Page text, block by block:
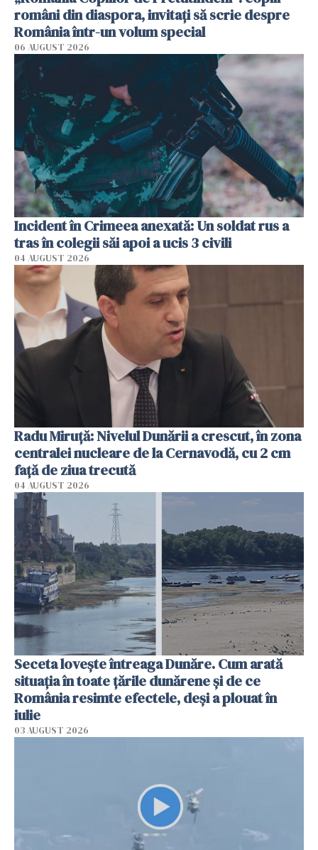
români din diaspora, invitați să scrie despre
România într-un volum special
06 AUGUST 2026
Incident în Crimeea anexată: Un soldat rus a
tras în colegii săi apoi a ucis 3 civili
04 AUGUST 2026
Radu Miruţă: Nivelul Dunării a crescut, în zona
centralei nucleare de la Cernavodă, cu 2 cm
faţă de ziua trecută
04 AUGUST 2026
Seceta lovește întreaga Dunăre. Cum arată
situația în toate țările dunărene și de ce
România resimte efectele, deși a plouat în
iulie
03 AUGUST 2026